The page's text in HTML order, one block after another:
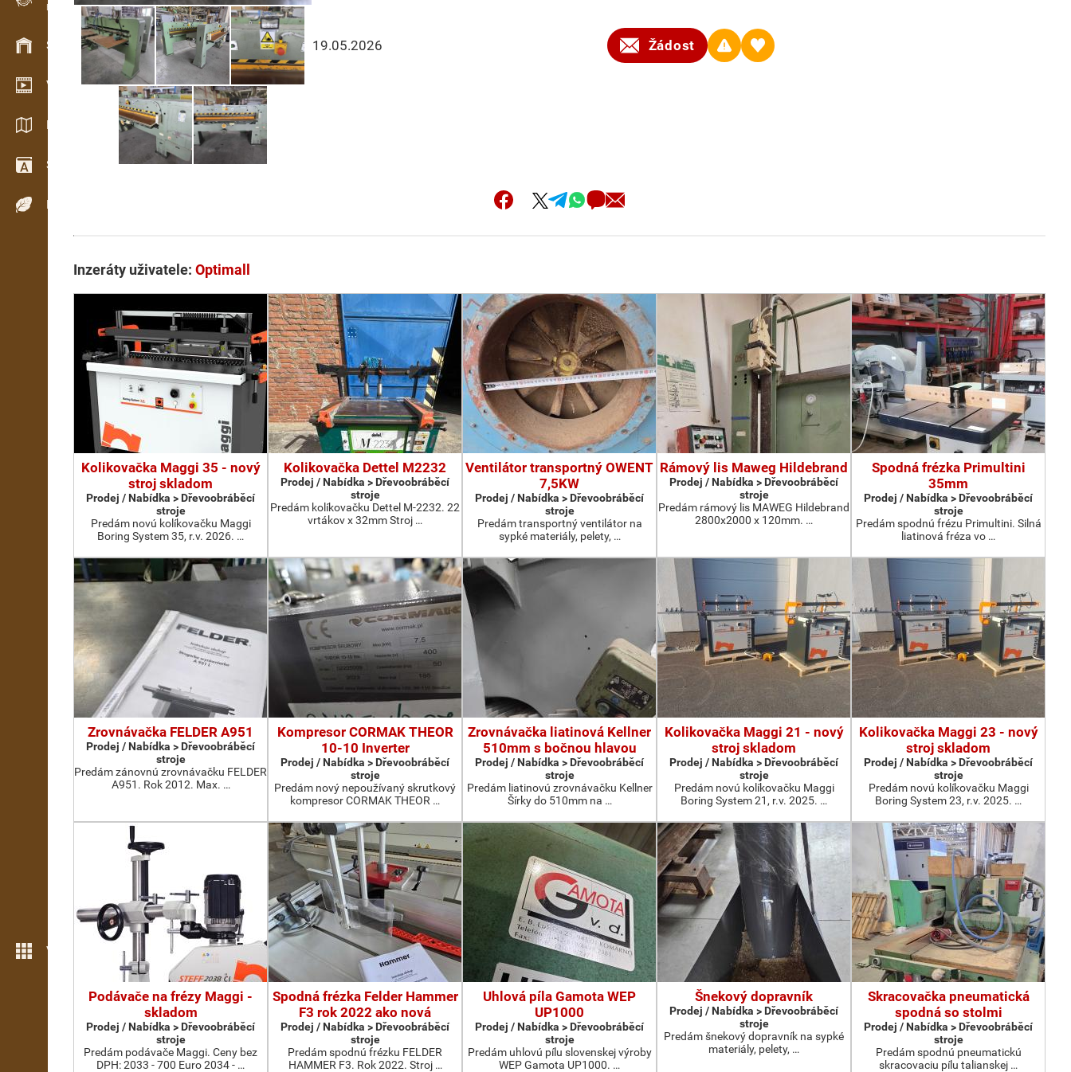
Evidence dřeva v terénu
Skladové hospodářství
Video showroom
Katalogy / Brožury
Slovník
Dřeviny
Více možností
19.05.2026 Žádost
Inzeráty uživatele: Optimall
Kolikovačka Maggi 35 - nový
stroj skladom
Prodej / Nabídka > Dřevoobráběcí
stroje
Predám novú kolíkovačku Maggi
Boring System 35, r.v. 2026. …
Kolikovačka Dettel M2232
Prodej / Nabídka > Dřevoobráběcí
stroje
Predám kolíkovačku Dettel M-2232. 22
vrtákov x 32mm Stroj …
Ventilátor transportný OWENT
7,5KW
Prodej / Nabídka > Dřevoobráběcí
stroje
Predám transportný ventilátor na
sypké materiály, pelety, …
Rámový lis Maweg Hildebrand
Prodej / Nabídka > Dřevoobráběcí
stroje
Predám rámový lis MAWEG Hildebrand
2800x2000 x 120mm. …
Spodná frézka Primultini
35mm
Prodej / Nabídka > Dřevoobráběcí
stroje
Predám spodnú frézu Primultini. Silná
liatinová fréza vo …
Zrovnávačka FELDER A951
Prodej / Nabídka > Dřevoobráběcí
stroje
Predám zánovnú zrovnávačku FELDER
A951. Rok 2012. Max. …
Kompresor CORMAK THEOR
10-10 Inverter
Prodej / Nabídka > Dřevoobráběcí
stroje
Predám nový nepoužívaný skrutkový
kompresor CORMAK THEOR …
Zrovnávačka liatinová Kellner
510mm s bočnou hlavou
Prodej / Nabídka > Dřevoobráběcí
stroje
Predám liatinovú zrovnávačku Kellner
Šírky do 510mm na …
Kolikovačka Maggi 21 - nový
stroj skladom
Prodej / Nabídka > Dřevoobráběcí
stroje
Predám novú kolíkovačku Maggi
Boring System 21, r.v. 2025. …
Kolikovačka Maggi 23 - nový
stroj skladom
Prodej / Nabídka > Dřevoobráběcí
stroje
Predám novú kolíkovačku Maggi
Boring System 23, r.v. 2025. …
Podávače na frézy Maggi -
skladom
Prodej / Nabídka > Dřevoobráběcí
stroje
Predám podávače Maggi. Ceny bez
DPH: 2033 - 700 Euro 2034 - …
Spodná frézka Felder Hammer
F3 rok 2022 ako nová
Prodej / Nabídka > Dřevoobráběcí
stroje
Predám spodnú frézku FELDER
HAMMER F3. Rok 2022. Stroj …
Uhlová píla Gamota WEP
UP1000
Prodej / Nabídka > Dřevoobráběcí
stroje
Predám uhlovú pílu slovenskej výroby
WEP Gamota UP1000. …
Šnekový dopravník
Prodej / Nabídka > Dřevoobráběcí
stroje
Predám šnekový dopravník na sypké
materiály, pelety, …
Skracovačka pneumatická
spodná so stolmi
Prodej / Nabídka > Dřevoobráběcí
stroje
Predám spodnú pneumatickú
skracovaciu pílu talianskej …